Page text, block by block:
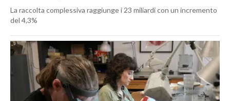
La raccolta complessiva raggiunge i 23 miliardi con un incremento
del 4,3%